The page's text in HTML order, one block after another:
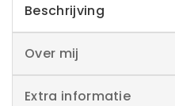
Beschrijving
Over mij
Extra informatie